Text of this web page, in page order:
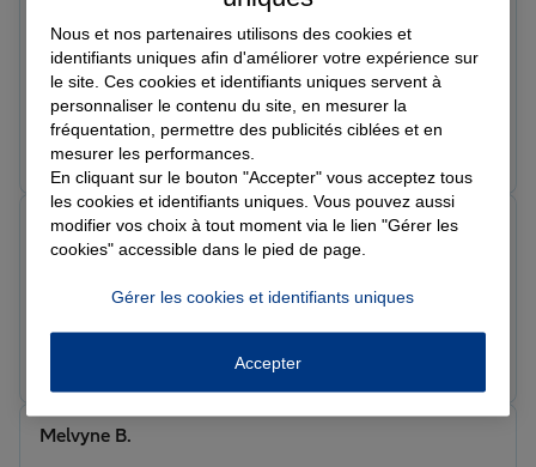
Note de 5 sur 5
Le 01/06/2026 - Agence BRIVE GARE
Super agence au top et à l’écoute
Prendre un RDV
Note de 5 sur 5
Très bonne agence !
Jérôme M.
Prendre un RDV
Melvyne B.
Nous et nos partenaires utilisons des cookies et
identifiants uniques afin d'améliorer votre expérience sur
le site. Ces cookies et identifiants uniques servent à
personnaliser le contenu du site, en mesurer la
fréquentation, permettre des publicités ciblées et en
mesurer les performances.
En cliquant sur le bouton "Accepter" vous acceptez tous
les cookies et identifiants uniques. Vous pouvez aussi
modifier vos choix à tout moment via le lien "Gérer les
cookies" accessible dans le pied de page.
Gérer les cookies et identifiants uniques
Accepter